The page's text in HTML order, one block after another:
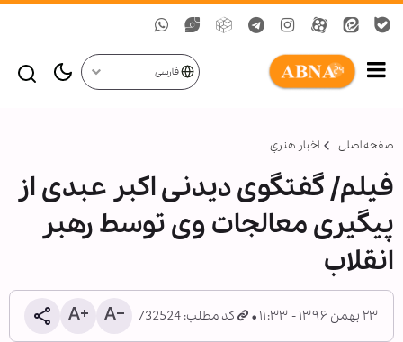
فارسی
صفحه اصلی اخبار هنري
فیلم/ گفتگوی دیدنی اکبر عبدی از
پیگیری معالجات وی توسط رهبر
انقلاب
۲۳ بهمن ۱۳۹۶ - ۱۱:۳۳ کد مطلب: 732524